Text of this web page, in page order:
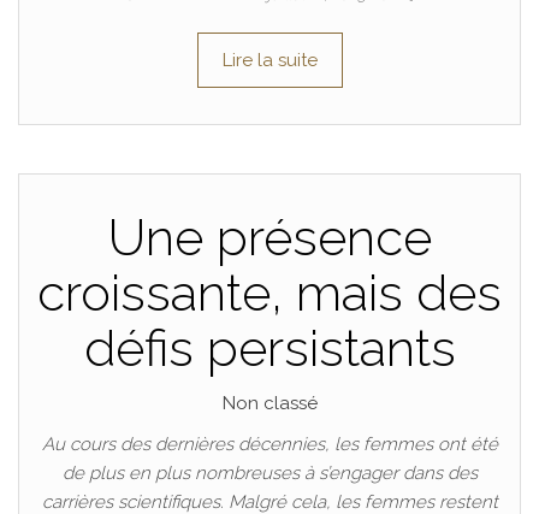
Lire la suite
Une présence
croissante, mais des
défis persistants
Non classé
Au cours des dernières décennies, les femmes ont été
de plus en plus nombreuses à s’engager dans des
carrières scientifiques. Malgré cela, les femmes restent